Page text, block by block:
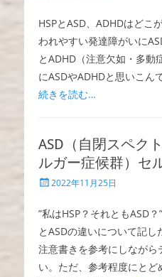
日
HSPとASD、ADHDはどこ
われやすい発達障がいに
とADHD（注意欠如・多動
にASDやADHDと思いこん
続きを読む…
ASD（自閉スペク
ルガー症候群）セ
投
日
2022年11月25日
”私はHSP？それともASD
とASDの違いについて記
注意書きを参考にしながら
い。ただ、参考程度にと